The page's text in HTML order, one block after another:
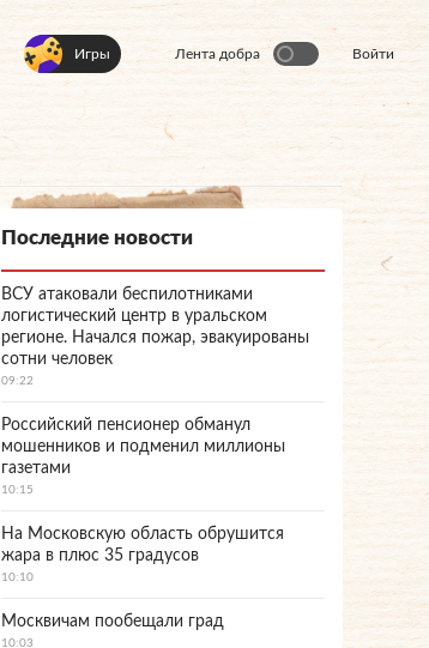
Игры Лента добра Войти
Последние новости
ВСУ атаковали беспилотниками
логистический центр в уральском
регионе. Начался пожар, эвакуированы
сотни человек
09:22
Российский пенсионер обманул
мошенников и подменил миллионы
газетами
10:15
На Московскую область обрушится
жара в плюс 35 градусов
10:10
Москвичам пообещали град
10:03